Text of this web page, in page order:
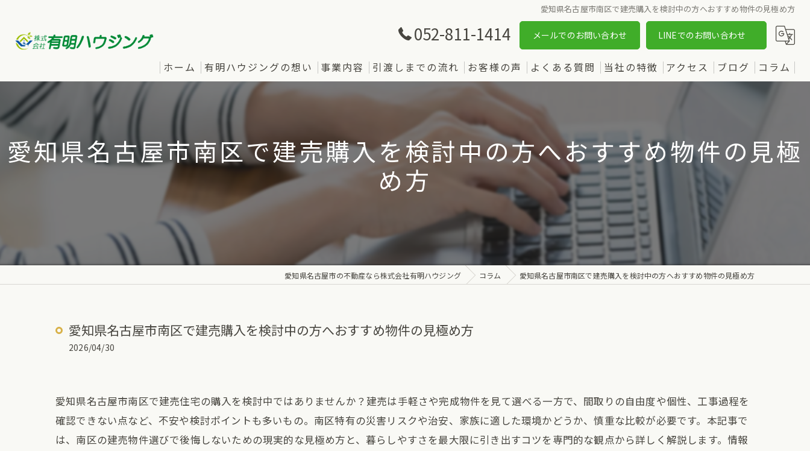
愛知県名古屋市南区で建売購入を検討中の方へおすすめ物件の見極め方
052-811-1414 メールでのお問い合わせ LINEでのお問い合わせ
ホーム 有明ハウジングの想い 事業内容 引渡しまでの流れ お客様の声 よくある質問 当社の特徴
土地
新築
中古
アクセス ブログ コラム
愛知県名古屋市南区で建売購入を検討中の方へおすすめ物件の見極
め方
愛知県名古屋市の不動産なら株式会社有明ハウジング コラム 愛知県名古屋市南区で建売購入を検討中の方へおすすめ物件の見極め方
愛知県名古屋市南区で建売購入を検討中の方へおすすめ物件の見極め方
2026/04/30
愛知県名古屋市南区で建売住宅の購入を検討中ではありませんか？建売は手軽さや完成物件を見て選べる一方で、間取りの自由度や個性、工事過程を
確認できない点など、不安や検討ポイントも多いもの。南区特有の災害リスクや治安、家族に適した環境かどうか、慎重な比較が必要です。本記事で
は、南区の建売物件選びで後悔しないための現実的な見極め方と、暮らしやすさを最大限に引き出すコツを専門的な観点から詳しく解説します。情報